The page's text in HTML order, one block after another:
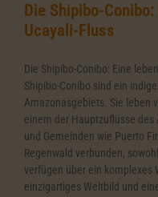
Die Shipibo-
Ucayali-Fluss
Die Shipibo-Conibo: Eine
Shipibo-Conibo sind ein
Amazonasgebiets. Sie leben
einem der Hauptzuflüsse des
und Gemeinden wie Puerto
Regenwald verbunden,
verfügen über ein komplexes
einzigartiges Weltbild und